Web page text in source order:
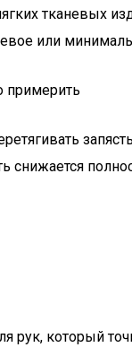
тканевых
или
примерить
снижается
рук, который